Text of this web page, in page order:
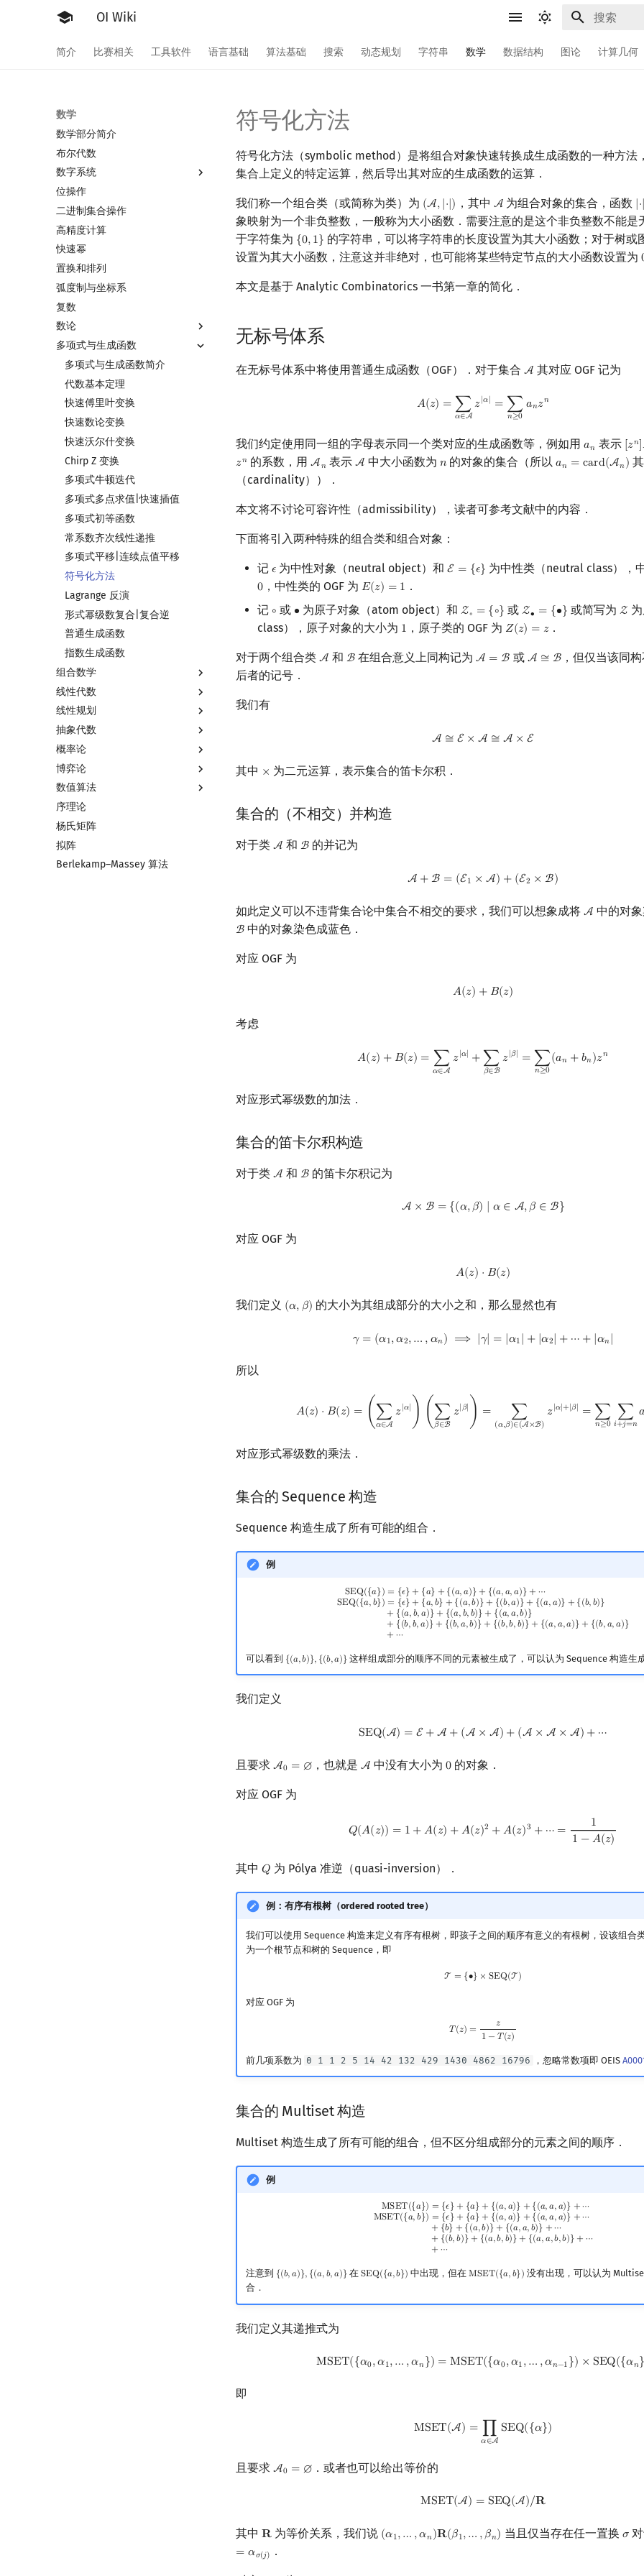
OI Wiki
简介 比赛相关 工具软件 语言基础 算法基础 搜索 动态规划 字符串 数学 数据结构 图论 计算几何
数学
数学部分简介
布尔代数
数字系统
数字系统简介
进位制
平衡三进制
格雷码
位操作
二进制集合操作
高精度计算
快速幂
置换和排列
弧度制与坐标系
复数
数论
数论基础
模算术简介
素数
最大公约数
欧拉函数
筛法
分解质因数
裴蜀定理 & 一次不定方程
费马小定理 & 欧拉定理
模逆元
线性同余方程
中国剩余定理
升幂引理
阶乘取模
卢卡斯定理
同余方程
二次剩余
阶 & 原根
离散对数
高次剩余 & 单位根
数论分块
狄利克雷卷积
莫比乌斯反演
杜教筛
Powerful Number 筛
Min_25 筛
洲阁筛
类欧几里德算法
多项式与生成函数
多项式与生成函数简介
代数基本定理
快速傅里叶变换
快速数论变换
快速沃尔什变换
Chirp Z 变换
多项式牛顿迭代
多项式多点求值|快速插值
多项式初等函数
常系数齐次线性递推
多项式平移|连续点值平移
符号化方法
Lagrange 反演
形式幂级数复合|复合逆
普通生成函数
指数生成函数
组合数学
排列组合
抽屉原理
容斥原理
斐波那契数列
错位排列
卡特兰数
斯特林数
贝尔数
伯努利数
Entringer Number
线性代数
线性代数简介
向量
内积和外积
矩阵
初等变换
行列式
线性空间
线性基
线性映射
线性规划
线性规划基础
单纯形法
抽象代数
基本概念
群论
环论
域论
Schreier–Sims 算法
概率论
基本概念
条件概率与独立性
随机变量
随机变量的数字特征
概率不等式
博弈论
博弈论简介
公平组合游戏
零和游戏
非公平组合游戏
数值算法
插值
数值积分
高斯消元
牛顿迭代法
序理论
杨氏矩阵
拟阵
Berlekamp–Massey 算法
符号化方法
符号化方法（symbolic method）是将组合对象快速转换成生成函数的一种方法
集合上定义的特定运算，然后导出其对应的生成函数的运算．
我们称一个组合类（或简称为类）为 (A,|⋅|)
(A,| |) ，其中 A
A 为组合对象的集合，函数 |⋅|
|⋅
象映射为一个非负整数，一般称为大小函数．需要注意的是这个非负整数不能是
于字符集为 {0,1}
{0,1 }
的字符串，可以将字符串的长度设置为其大小函数；对于树或
设置为其大小函数，注意这并非绝对，也可能将某些特定节点的大小函数设置为
本文是基于 Analytic Combinatorics 一书第一章的简化．
无标号体系
在无标号体系中将使用普通生成函数（OGF）．对于集合 A
A 其对应 OGF 记为
𝐴(𝑧) = ∑
𝛼∈A
𝑧|𝛼| = ∑
𝑛≥0
𝑎𝑛𝑧𝑛
A(z)=∑α∈A z|α| =∑ n≥0an zn
我们约定使用同一组的字母表示同一个类对应的生成函数等，例如用 𝑎𝑛
an 表示 [𝑧𝑛]
[zn]
𝑧𝑛
zn 的系数，用A𝑛
An 表示A
A 中大小函数为 𝑛
n 的对象的集合（所以𝑎𝑛 = card(A𝑛)
an =card(An)
（cardinality））．
本文将不讨论可容许性（admissibility），读者可参考文献中的内容．
下面将引入两种特殊的组合类和组合对象：
记 𝜖
ϵ 为中性对象（neutral object）和E = {𝜖}
E ={ϵ } 为中性类（neutral class），
0
0 ，中性类的 OGF 为 𝐸(𝑧) = 1
E(z)= 1
．
记 ∘
∘ 或 ∙
∙ 为原子对象（atom object）和 Z∘ = {∘}
Z∘ ={∘} 或Z∙ = {∙}
Z∙= {∙} 或简写为Z
Z
class），原子对象的大小为 1
1 ，原子类的 OGF 为 𝑍(𝑧) = 𝑧
Z(z)= z ．
对于两个组合类 A
A 和 B
B 在组合意义上同构记为A = B
A= B 或 A ≅ B
A≅B
，但仅当该同
后者的记号．
我们有
A ≅ E × A ≅ A × E
A≅ E A≅A ×E
其中 ×
× 为二元运算，表示集合的笛卡尔积．
集合的（不相交）并构造
对于类 A
A 和 B
B 的并记为
A +B = (E1 × A) + (E2 × B)
A +B =(E 1× )+( E2 ×B)
如此定义可以不违背集合论中集合不相交的要求，我们可以想象成将 A
A 中的对
B
B 中的对象染色成蓝色．
对应 OGF 为
𝐴(𝑧) + 𝐵(𝑧)
A(z )+B(z)
考虑
𝐴(𝑧) + 𝐵(𝑧) = ∑
𝛼∈A
𝑧|𝛼| + ∑
𝛽∈B
𝑧|𝛽| = ∑
𝑛≥0
(𝑎𝑛 +𝑏𝑛)𝑧𝑛
A(z )+B(z)=∑ α∈Az| α|+ ∑β ∈Bz |β| =∑ n≥0(an +b n) zn
对应形式幂级数的加法．
集合的笛卡尔积构造
对于类 A
A 和 B
B 的笛卡尔积记为
A × B = {(𝛼,𝛽) ∣ 𝛼 ∈ A,𝛽 ∈ B}
A ×B ={(α β)∣ α ∈ A,β ∈ B}
对应 OGF 为
𝐴(𝑧) ⋅ 𝐵(𝑧)
A(z) ⋅ B(z)
我们定义 (𝛼,𝛽)
(α,β) 的大小为其组成部分的大小之和，那么显然也有
𝛾 = (𝛼1,𝛼2,… ,𝛼𝑛) ⟹ |𝛾| = |𝛼1| + |𝛼2| + ⋯ + |𝛼𝑛|
γ= (α1 …, αn )⟹ γ|= |α 1|+| α 2 +⋯+ |
所以
𝐴(𝑧) ⋅ 𝐵(𝑧) = ( ∑
𝛼∈A
𝑧|𝛼| ) ( ∑
𝛽∈B
𝑧|𝛽| ) = ∑
(𝛼,𝛽)∈(A×B)
𝑧|𝛼|+|𝛽| = ∑
𝑛≥0
∑
𝑖+𝑗=𝑛
𝑎
∈Az|α )( ∑ β ∈Bz|β )=∑(α A×B + |β | = ≥0∑i +j=n
对应形式幂级数的乘法．
集合的 Sequence 构造
Sequence 构造生成了所有可能的组合．
例
SEQ({𝑎}) = {𝜖} + {𝑎} + {(𝑎,𝑎)} + {(𝑎,𝑎,𝑎)} + ⋯
SEQ({𝑎,𝑏}) = {𝜖} + {𝑎,𝑏} + {(𝑎,𝑏)} + {(𝑏,𝑎)} + {(𝑎,𝑎)} + {(𝑏,𝑏)}
+ {(𝑎,𝑏,𝑎)} + {(𝑎,𝑏,𝑏)} + {(𝑎,𝑎,𝑏)}
+ {(𝑏,𝑏,𝑎)} + {(𝑏,𝑎,𝑏)} + {(𝑏,𝑏,𝑏)} + {(𝑎,𝑎,𝑎)} + {(𝑏,𝑎,𝑎)}
+ ⋯
(a,a,a)}+⋯ SEQ({a ,b }) ={ϵ }+ {a,b} +{( a ,b )} +{(b,a)}+{ (a a)
可以看到 {(𝑎,𝑏)}, {(𝑏,𝑎)}
{(a,b)} ,{( b ,a)} 这样组成部分的顺序不同的元素被生成了，可以认为 Sequence 构造生
我们定义
SEQ(A) = E +A + (A × A) + (A × A × A) + ⋯
SEQ(A )= E+ A +( A× A)+ (A×A ×A)+ ⋯
且要求 A0 = ∅
A0= ∅ ，也就是A
A 中没有大小为0
0 的对象．
对应 OGF 为
𝑄(𝐴(𝑧)) = 1 +𝐴(𝑧) +𝐴(𝑧)2 +𝐴(𝑧)3 + ⋯ =
1
1 −𝐴(𝑧)
A( ) =1 + A z A ( )2 A z) 3 + ⋯ =
其中 𝑄
Q 为 Pólya 准逆（quasi-inversion）．
例：有序有根树（ordered rooted tree）
我们可以使用 Sequence 构造来定义有序有根树，即孩子之间的顺序有意义的有根树，设该组合
为一个根节点和树的 Sequence，即
T = {∙} × SEQ(T )
T ={∙}× SEQ(T)
对应 OGF 为
𝑇(𝑧) =
𝑧
1 − 𝑇(𝑧)
T( z)= T(z
前几项系数为 0 1 1 2 5 14 42 132 429 1430 4862 16796 ，忽略常数项即 OEIS
集合的 Multiset 构造
Multiset 构造生成了所有可能的组合，但不区分组成部分的元素之间的顺序．
例
MSET({𝑎}) = {𝜖} + {𝑎} + {(𝑎,𝑎)} + {(𝑎,𝑎,𝑎)} +⋯
MSET({𝑎,𝑏}) = {𝜖} + {𝑎} +{(𝑎,𝑎)} + {(𝑎,𝑎,𝑎)} +⋯
+ {𝑏} + {(𝑎,𝑏)} + {(𝑎,𝑎,𝑏)} +⋯
+ {(𝑏,𝑏)} + {(𝑎,𝑏,𝑏)} + {(𝑎,𝑎,𝑏,𝑏)} + ⋯
+ ⋯
⋯MSET( {a,b })= {ϵ}+ {a }+{(a ,a )} +{(a,a ,a)} +⋯+ {b }+{ (a,b)}+
注意到 {(𝑏,𝑎)}, {(𝑎,𝑏,𝑎)}
{(b,a)},{( a,b,a)} 在 SEQ({𝑎,𝑏})
SEQ({a,b}) 中出现，但在MSET({𝑎,𝑏})
MSET({a,b})
没有出现，可以认为
合．
我们定义其递推式为
MSET({𝛼0,𝛼1,… ,𝛼𝑛}) = MSET({𝛼0,𝛼1,… ,𝛼𝑛−1}) × SEQ({𝛼𝑛}
MSET({α 1,… ,α n}) =MSET({α0, 1,… −1 ×SEQ( {αn})
即
MSET(A) = ∏
𝛼∈A
SEQ({𝛼})
MSET A) =∏ α∈A SEQ({α})
且要求 A0 = ∅
A0= ∅ ．或者也可以给出等价的
MSET(A) = SEQ(A)/𝐑
MSET(A )=SEQ(A) /R
其中 𝐑
R为等价关系，我们说 (𝛼1,… ,𝛼𝑛)𝐑(𝛽1,… ,𝛽𝑛)
(α1,…,αn)R(β1,…,βn ) 当且仅当存在任一置换 𝜎
σ对
= 𝛼𝜎(𝑗) ．